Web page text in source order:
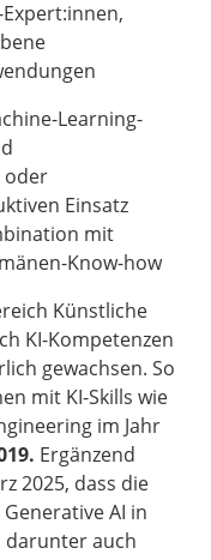
Learning-
oder
Einsatz
mit
Know-how
Künstliche
KI-Kompetenzen
gewachsen. So
mit KI-Skills wie
im Jahr
Ergänzend
2025, dass die
AI in
darunter auch